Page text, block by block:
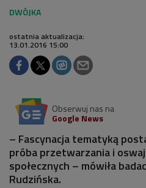
ostatnia aktualizacja:
13.01.2016 15:00
Obserwuj nas na
Google News
– Fascynacja tematyką
próba przetwarzania i
społecznych – mówiła
Rudzińska.